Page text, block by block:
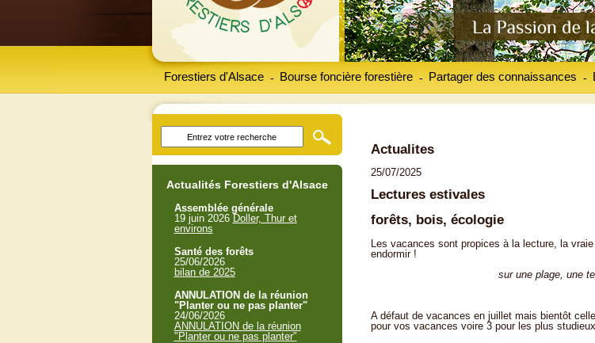
Forestiers d'Alsace Bourse foncière forestière
- Partager des connaissances
- -
Actualites
25/07/2025
Lectures estivales
forêts, bois, écologie
Les vacances sont propices à la lecture, la
endormir !
sur une plage, une
A défaut de vacances en juillet mais bientôt
pour vos vacances voire 3 pour les plus
Actualités Forestiers d'Alsace
Assemblée générale
19 juin 2026 Doller, Thur et
environs
Santé des forêts
25/06/2026
bilan de 2025
ANNULATION de la réunion
"Planter ou ne pas planter"
24/06/2026
ANNULATION de la réunion
"Planter ou ne pas planter"